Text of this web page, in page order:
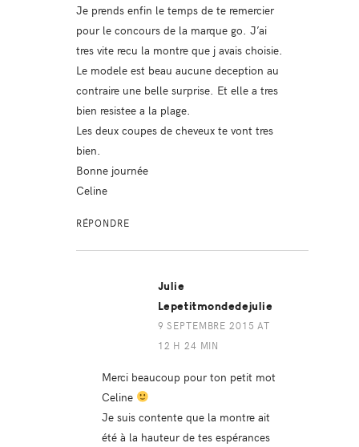
Je prends enfin le temps de te remercier
pour le concours de la marque go. J’ai
tres vite recu la montre que j avais choisie.
Le modele est beau aucune deception au
contraire une belle surprise. Et elle a tres
bien resistee a la plage.
Les deux coupes de cheveux te vont tres
bien.
Bonne journée
Celine
RÉPONDRE
Julie
Lepetitmondedejulie
9 SEPTEMBRE 2015 AT
12 H 24 MIN
Merci beaucoup pour ton petit mot
Celine
Je suis contente que la montre ait
été à la hauteur de tes espérances